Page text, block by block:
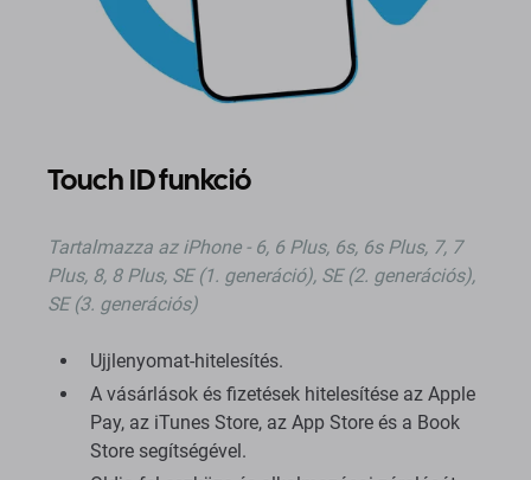
Touch ID funkció
Tartalmazza az iPhone - 6, 6 Plus, 6s, 6s Plus, 7, 7
Plus, 8, 8 Plus, SE (1. generáció), SE (2. generációs),
SE (3. generációs)
Ujjlenyomat-hitelesítés.
A vásárlások és fizetések hitelesítése az Apple
Pay, az iTunes Store, az App Store és a Book
Store segítségével.